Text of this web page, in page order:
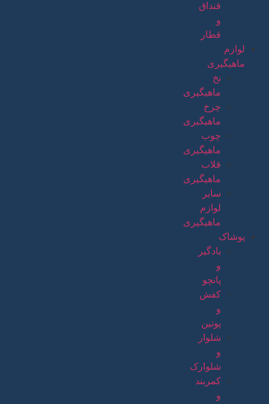
قنداق
و
قطار
لوازم
ماهیگیری
نخ
ماهیگیری
چرخ
ماهیگیری
چوب
ماهیگیری
قلاب
ماهیگیری
سایر
لوازم
ماهیگیری
پوشاک
بادگیر
و
پانچو
کفش
و
پوتین
شلوار
و
شلوارک
کمربند
و